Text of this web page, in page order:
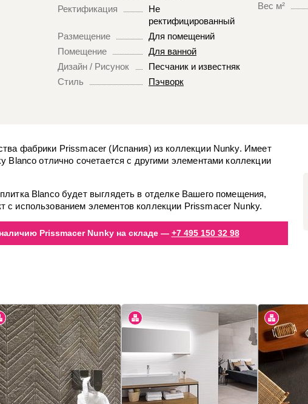
Ректификация
Не
ректифицированный
Размещение
Для помещений
Помещение
Для ванной
Дизайн / Рисунок
Песчаник и известняк
Стиль
Пэчворк
Вес м²
фабрики Prissmacer (Испания) из коллекции Nunky. Имеет
Blanco отлично сочетается с другими элементами коллекции
Blanco будет выглядеть в отделке Вашего помещения,
с использованием элементов коллекции Prissmacer Nunky.
Prissmacer Nunky на складе — +7 495 150 32 98